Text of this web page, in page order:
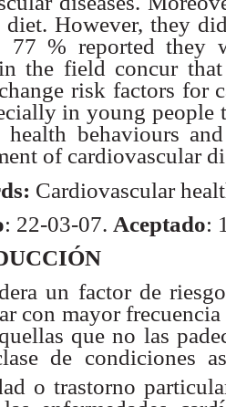
diet. However, they
77 % reported they
the field concur
risk factors for
in young people
health behaviours
of cardiovascular
Cardiovascular
: 22-03-07. Aceptado:
un factor de
con mayor frecuencia
que no las
de condiciones
o trastorno